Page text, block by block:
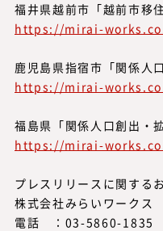
福井県越前市「越前市移
https://mirai-
鹿児島県指宿市「関係人
https://mirai-
福島県「関係人口創出・
https://mirai-
プレスリリースに関する
株式会社みらいワークス
電話 ：03-5860-1835